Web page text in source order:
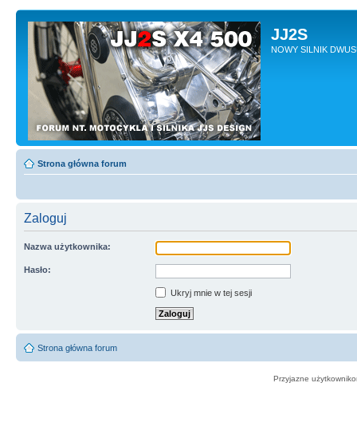
JJ2S
NOWY SILNIK
Strona główna forum
Zaloguj
Nazwa użytkownika:
Hasło:
Ukryj mnie w tej sesji
Strona główna forum
Przyjazne